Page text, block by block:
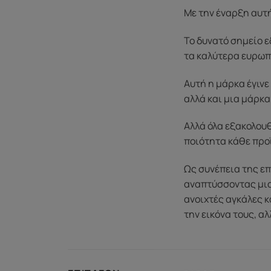
Με την έναρξη
Το δυνατό σημείο
τα καλύτερα
Αυτή η μάρκα έγινε
αλλά και μια
Αλλά όλα
ποιότητα κάθε
Ως συνέπεια της
αναπτύσσοντας μια
ανοιχτές αγκάλες
την εικόνα τους,